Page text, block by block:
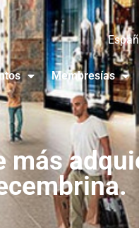
Membresías
más